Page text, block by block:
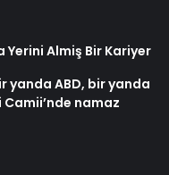
Yerini Almiş Bir Kariyer
yanda ABD, bir yanda
Camii’nde namaz